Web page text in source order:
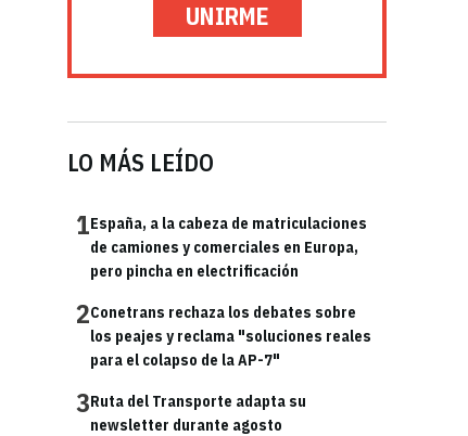
UNIRME
LO MÁS LEÍDO
1España, a la cabeza de matriculaciones
de camiones y comerciales en Europa,
pero pincha en electrificación
2Conetrans rechaza los debates sobre
los peajes y reclama "soluciones reales
para el colapso de la AP-7"
3Ruta del Transporte adapta su
newsletter durante agosto